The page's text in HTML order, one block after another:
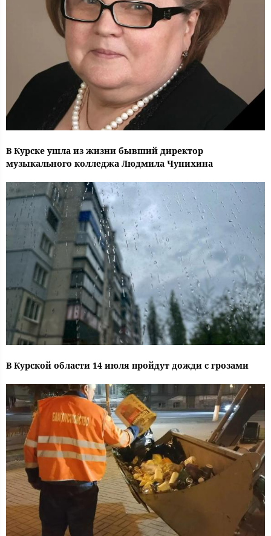
В Курске ушла из жизни бывший директор
музыкального колледжа Людмила Чунихина
В Курской области 14 июля пройдут дожди с грозами